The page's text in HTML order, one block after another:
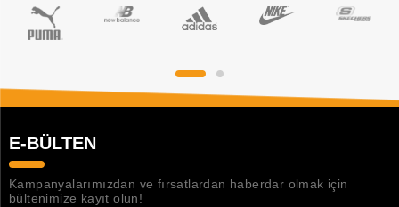
E-BÜLTEN
Kampanyalarımızdan ve fırsatlardan haberdar olmak için
bültenimize kayıt olun!